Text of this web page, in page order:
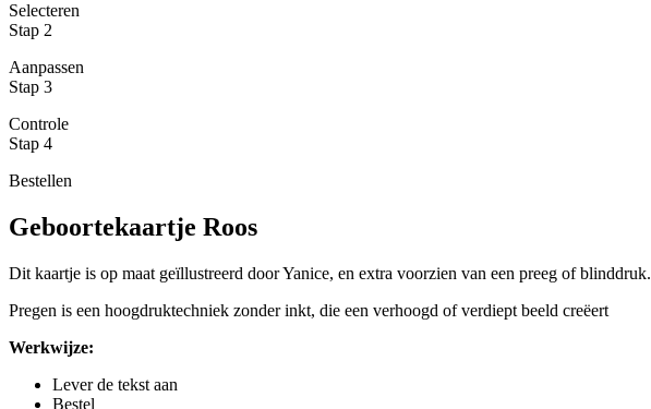
Selecteren
Stap 2
Aanpassen
Stap 3
Controle
Stap 4
Bestellen
Geboortekaartje Roos
Dit kaartje is op maat geïllustreerd door Yanice, en extra voorzien van een preeg of blinddruk.
Pregen is een hoogdruktechniek zonder inkt, die een verhoogd of verdiept beeld creëert
Werkwijze:
Lever de tekst aan
Bestel